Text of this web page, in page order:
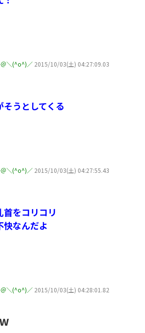
＼(^o^)／ 2015/10/03(土) 04:27:09.03
うとしてくる
＼(^o^)／ 2015/10/03(土) 04:27:55.43
をコリコリ
快なんだよ
＼(^o^)／ 2015/10/03(土) 04:28:01.82